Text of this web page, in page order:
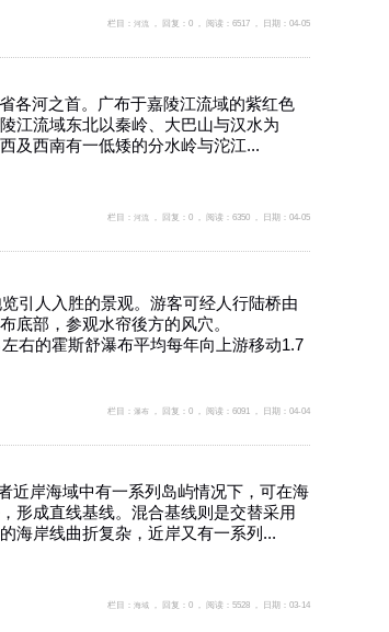
栏目：河流 ， 回复：0 ， 阅读：6517 ， 日期：04-05
各河之首。广布于嘉陵江流域的紫红色
流域东北以秦岭、大巴山与汉水为
及西南有一低矮的分水岭与沱江...
栏目：河流 ， 回复：0 ， 阅读：6350 ， 日期：04-05
引人入胜的景观。游客可经人行陆桥由
底部，参观水帘後方的风穴。
右的霍斯舒瀑布平均每年向上游移动1.7
栏目：瀑布 ， 回复：0 ， 阅读：6091 ， 日期：04-04
近岸海域中有一系列岛屿情况下，可在海
形成直线基线。混合基线则是交替采用
岸线曲折复杂，近岸又有一系列...
栏目：海域 ， 回复：0 ， 阅读：5528 ， 日期：03-14